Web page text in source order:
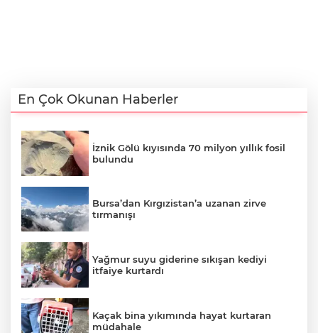
En Çok Okunan Haberler
İznik Gölü kıyısında 70 milyon yıllık fosil
bulundu
Bursa’dan Kırgızistan’a uzanan zirve
tırmanışı
Yağmur suyu giderine sıkışan kediyi
itfaiye kurtardı
Kaçak bina yıkımında hayat kurtaran
müdahale